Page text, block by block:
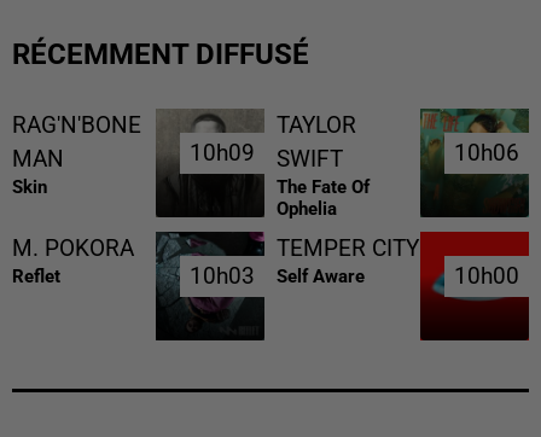
RÉCEMMENT DIFFUSÉ
RAG'N'BONE
MAN
Skin
10h09
10h09
TAYLOR
SWIFT
The Fate Of
Ophelia
10h06
10h06
M. POKORA
Reflet 10h03
10h03
TEMPER CITY
Self Aware 10h00
10h00